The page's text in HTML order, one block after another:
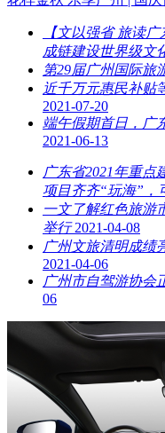
【文以强省 旅读
成链建设世界级文
第29届广州国际旅
近千万元惠民补贴
2021-07-20
端午假期首日，广
2021-06-13
广东省2021年重点
项目齐齐“玩海”，
一文了解红色旅游
举行 2021-04-08
广州文旅清明成绩
2021-04-06
广州市自驾游协会
06